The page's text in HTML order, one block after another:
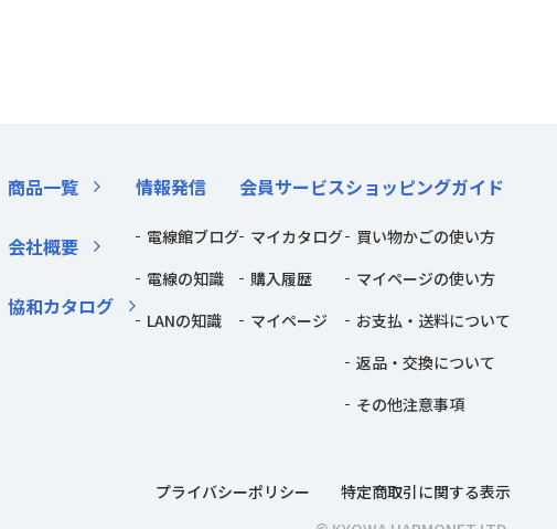
商品一覧
会社概要
協和カタログ
情報発信
電線館ブログ
電線の知識
LANの知識
会員サービス
マイカタログ
購入履歴
マイページ
ショッピングガイド
買い物かごの使い方
マイページの使い方
お支払・送料について
返品・交換について
その他注意事項
プライバシーポリシー
特定商取引に関する表示